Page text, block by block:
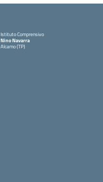
Istituto Comprensivo
Nino Navarra
Alcamo (TP)